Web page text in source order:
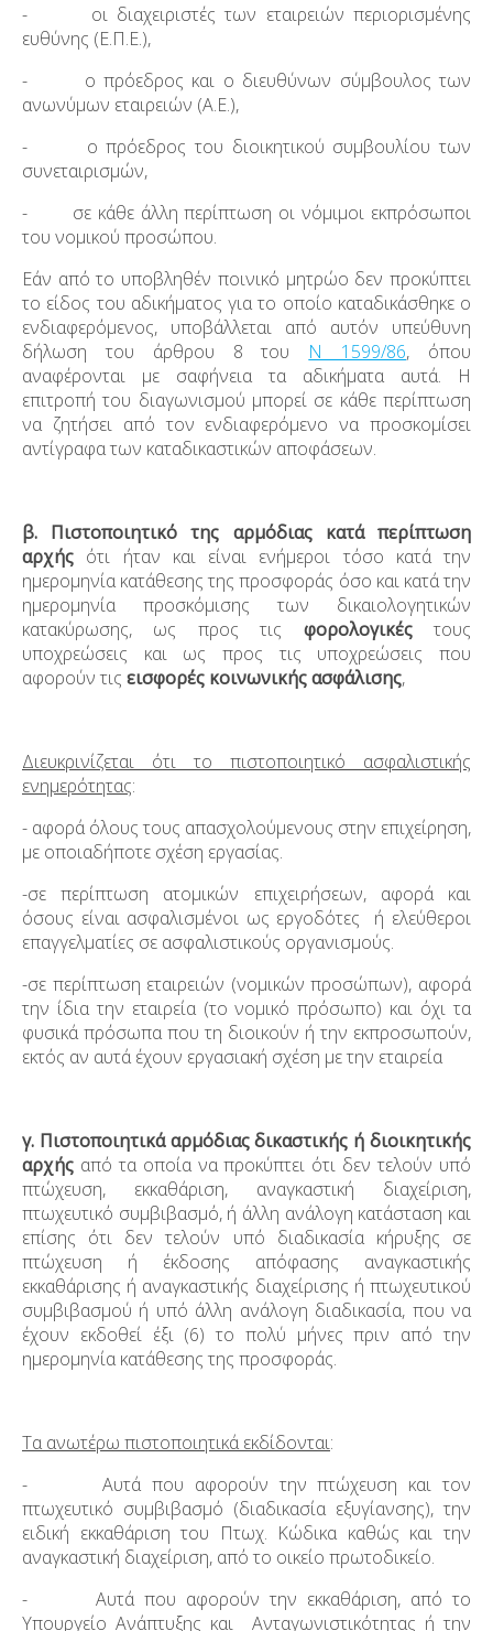
- οι διαχειριστές των εταιρειών περιορισμένης
ευθύνης (Ε.Π.Ε.),
- ο πρόεδρος και ο διευθύνων σύμβουλος των
ανωνύμων εταιρειών (Α.Ε.),
- ο πρόεδρος του διοικητικού συμβουλίου των
συνεταιρισμών,
- σε κάθε άλλη περίπτωση οι νόμιμοι εκπρόσωποι
του νομικού προσώπου.
Εάν από το υποβληθέν ποινικό μητρώο δεν προκύπτει
το είδος του αδικήματος για το οποίο καταδικάσθηκε ο
ενδιαφερόμενος, υποβάλλεται από αυτόν υπεύθυνη
δήλωση του άρθρου 8 του Ν 1599/86, όπου
αναφέρονται με σαφήνεια τα αδικήματα αυτά. Η
επιτροπή του διαγωνισμού μπορεί σε κάθε περίπτωση
να ζητήσει από τον ενδιαφερόμενο να προσκομίσει
αντίγραφα των καταδικαστικών αποφάσεων.
β. Πιστοποιητικό της αρμόδιας κατά περίπτωση
αρχής ότι ήταν και είναι ενήμεροι τόσο κατά την
ημερομηνία κατάθεσης της προσφοράς όσο και κατά την
ημερομηνία προσκόμισης των δικαιολογητικών
κατακύρωσης, ως προς τις φορολογικέςτους
υποχρεώσεις και ως προς τις υποχρεώσεις που
αφορούν τις εισφορές κοινωνικής ασφάλισης,
Διευκρινίζεται ότι το πιστοποιητικό ασφαλιστικής
ενημερότητας:
- αφορά όλους τους απασχολούμενους στην επιχείρηση,
με οποιαδήποτε σχέση εργασίας.
-σε περίπτωση ατομικών επιχειρήσεων, αφορά και
όσους είναι ασφαλισμένοι ως εργοδότες ή ελεύθεροι
επαγγελματίες σε ασφαλιστικούς οργανισμούς.
-σε περίπτωση εταιρειών (νομικών προσώπων), αφορά
την ίδια την εταιρεία (το νομικό πρόσωπο) και όχι τα
φυσικά πρόσωπα που τη διοικούν ή την εκπροσωπούν,
εκτός αν αυτά έχουν εργασιακή σχέση με την εταιρεία
γ. Πιστοποιητικά αρμόδιας δικαστικής ή διοικητικής
αρχής από τα οποία να προκύπτει ότι δεν τελούν υπό
πτώχευση, εκκαθάριση, αναγκαστική διαχείριση,
πτωχευτικό συμβιβασμό, ή άλλη ανάλογη κατάσταση και
επίσης ότι δεν τελούν υπό διαδικασία κήρυξης σε
πτώχευση ή έκδοσης απόφασης αναγκαστικής
εκκαθάρισης ή αναγκαστικής διαχείρισης ή πτωχευτικού
συμβιβασμού ή υπό άλλη ανάλογη διαδικασία, που να
έχουν εκδοθεί έξι (6) το πολύ μήνες πριν από την
ημερομηνία κατάθεσης της προσφοράς.
Τα ανωτέρω πιστοποιητικά εκδίδονται:
- Αυτά που αφορούν την πτώχευση και τον
πτωχευτικό συμβιβασμό (διαδικασία εξυγίανσης), την
ειδική εκκαθάριση του Πτωχ. Κώδικα καθώς και την
αναγκαστική διαχείριση, από το οικείο πρωτοδικείο.
- Αυτά που αφορούν την εκκαθάριση, από το
Υπουργείο Ανάπτυξης και Ανταγωνιστικότητας ή την